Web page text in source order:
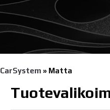
CarSystem » Matta